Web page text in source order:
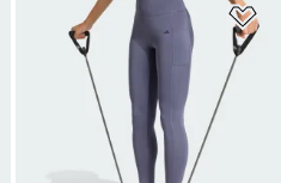
Añadir a la lista de deseos